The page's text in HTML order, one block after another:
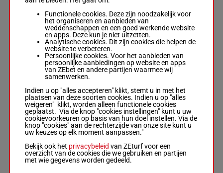
FINE WINE
G B
M/5 -
2p 2p 7p 1p
(25) 1p 2p
M/556 kg
2p 2p 7p
1p (25) 1p
2p
8
CASSANDRA
D D Louw-G S
Kotzen
Box: 9 -M/3 -
55 kg
10p 5p (25) 1p
6p 2p 7p
M/355 kg
10p 5p
(25) 1p 6p
2p 7p
9
PROM QUEEN
Functionele cookies. Deze zijn noodzakelijk voor
het organiseren en aanbieden van
weddenschappen en een goed werkende website
en apps. Deze kun je niet uitzetten.
Analytische cookies. Dit zijn cookies die helpen de
website te verbeteren.
Persoonlijke cookies. Voor het aanbieden van
persoonlijke aanbiedingen op website en apps
van ZEbet en andere partijen waarmee wij
samenwerken.
Indien u op "alles accepteren" klikt, stemt u in met het
plaatsen van deze soorten cookies. Indien u op "alles
weigeren" klikt, worden alleen functionele cookies
geplaatst. Via de knop "cookies instellingen" kunt u uw
cookievoorkeuren op basis van hun doel instellen. Via de
knop "cookies" aan de rechterzijde van onze site kunt u
uw keuzes op elk moment aanpassen."
Bekijk ook het privacybeleid van ZEturf voor een
overzicht van de cookies die we gebruiken en partijen
met wie gegevens worden gedeeld.